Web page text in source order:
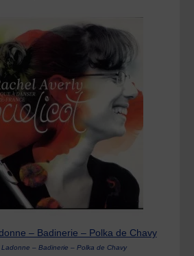
– Badinerie – Polka de Chavy
– Badinerie – Polka de Chavy